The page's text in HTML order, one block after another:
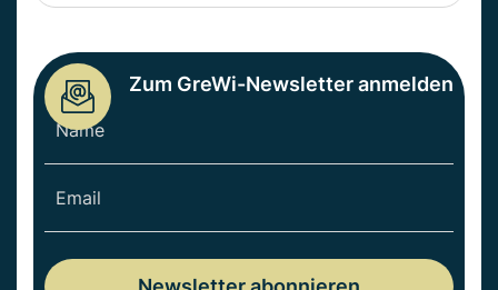
Zum GreWi-Newsletter anmelden